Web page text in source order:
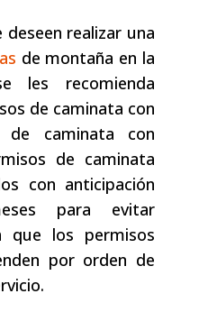
realizar una
de montaña en la
les recomienda
de caminata con
de caminata con
de caminata
con anticipación
para evitar
que los permisos
por orden de